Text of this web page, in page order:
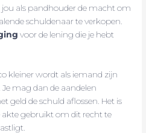
als pandhouder de macht om
schuldenaar te verkopen.
voor de lening die je hebt
kleiner wordt als iemand zijn
mag dan de aandelen
geld de schuld aflossen. Het is
akte gebruikt om dit recht te